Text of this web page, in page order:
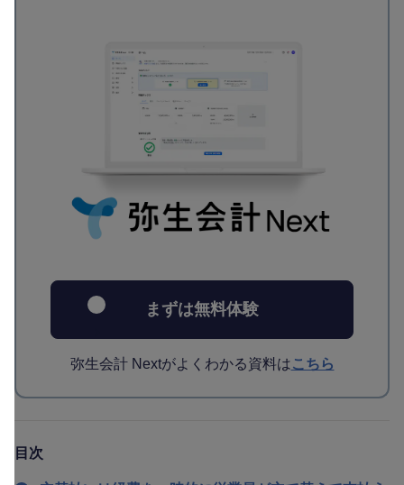
まずは無料体験
弥生会計 Nextがよくわかる資料はこちら
目次